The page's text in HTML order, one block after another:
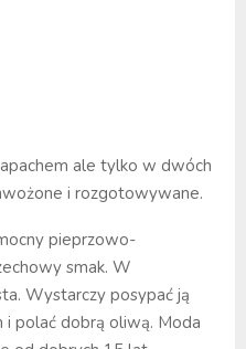
ale tylko w dwóch
i rozgotowywane.
pieprzowo-
smak. W
Wystarczy posypać ją
polać dobrą oliwą. Moda